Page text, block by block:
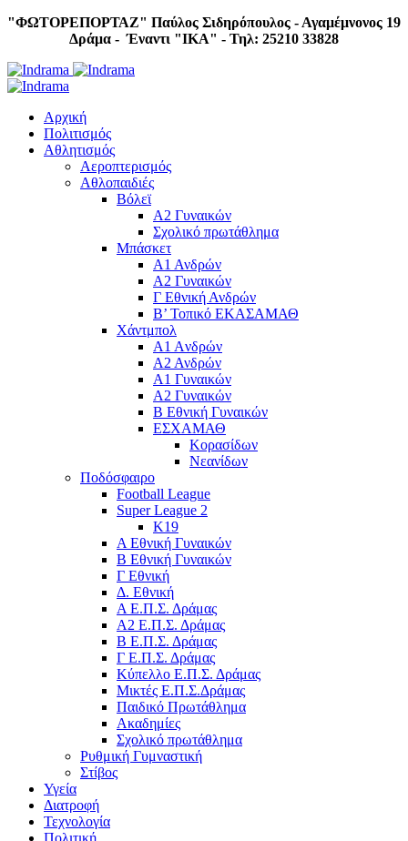
"ΦΩΤΟΡΕΠΟΡΤΑΖ" Παύλος Σιδηρόπουλος - Αγαμέμνονος 19
Δράμα - Έναντι "IKA" - Τηλ: 25210 33828
Αρχική
Πολιτισμός
Αθλητισμός
Αεροπτερισμός
Αθλοπαιδιές
Βόλεϊ
Α2 Γυναικών
Σχολικό πρωτάθλημα
Μπάσκετ
Α1 Ανδρών
Α2 Γυναικών
Γ Εθνική Ανδρών
Β’ Τοπικό ΕΚΑΣΑΜΑΘ
Χάντμπολ
A1 Aνδρών
Α2 Ανδρών
Α1 Γυναικών
Α2 Γυναικών
Β Εθνική Γυναικών
ΕΣΧΑΜΑΘ
Κορασίδων
Νεανίδων
Ποδόσφαιρο
Football League
Super League 2
Κ19
A Εθνική Γυναικών
Β Εθνική Γυναικών
Γ Εθνική
Δ. Εθνική
Α Ε.Π.Σ. Δράμας
Α2 Ε.Π.Σ. Δράμας
Β Ε.Π.Σ. Δράμας
Γ Ε.Π.Σ. Δράμας
Κύπελλο Ε.Π.Σ. Δράμας
Μικτές Ε.Π.Σ.Δράμας
Παιδικό Πρωτάθλημα
Ακαδημίες
Σχολικό πρωτάθλημα
Ρυθμική Γυμναστική
Στίβος
Υγεία
Διατροφή
Τεχνολογία
Πολιτική